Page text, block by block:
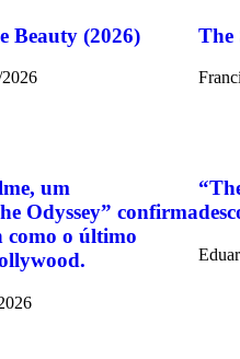
Beauty (2026) The
um
Odyssey” confirma
como o último